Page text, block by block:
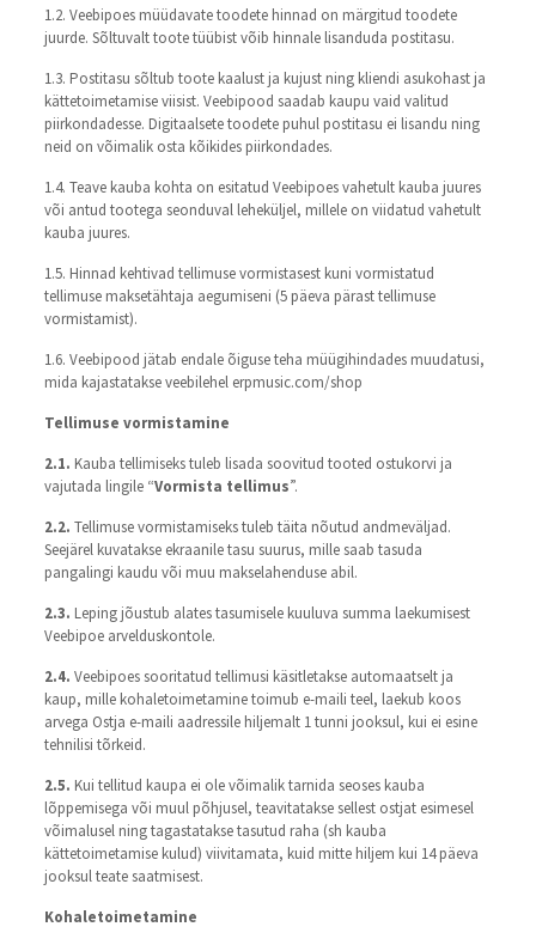
1.2. Veebipoes müüdavate toodete hinnad on märgitud toodete
juurde. Sõltuvalt toote tüübist võib hinnale lisanduda postitasu.
1.3. Postitasu sõltub toote kaalust ja kujust ning kliendi asukohast ja
kättetoimetamise viisist. Veebipood saadab kaupu vaid valitud
piirkondadesse. Digitaalsete toodete puhul postitasu ei lisandu ning
neid on võimalik osta kõikides piirkondades.
1.4. Teave kauba kohta on esitatud Veebipoes vahetult kauba juures
või antud tootega seonduval leheküljel, millele on viidatud vahetult
kauba juures.
1.5. Hinnad kehtivad tellimuse vormistasest kuni vormistatud
tellimuse maksetähtaja aegumiseni (5 päeva pärast tellimuse
vormistamist).
1.6. Veebipood jätab endale õiguse teha müügihindades muudatusi,
mida kajastatakse veebilehel erpmusic.com/shop
Tellimuse vormistamine
2.1. Kauba tellimiseks tuleb lisada soovitud tooted ostukorvi ja
vajutada lingile “Vormista tellimus”.
2.2. Tellimuse vormistamiseks tuleb täita nõutud andmeväljad.
Seejärel kuvatakse ekraanile tasu suurus, mille saab tasuda
pangalingi kaudu või muu makselahenduse abil.
2.3. Leping jõustub alates tasumisele kuuluva summa laekumisest
Veebipoe arvelduskontole.
2.4. Veebipoes sooritatud tellimusi käsitletakse automaatselt ja
kaup, mille kohaletoimetamine toimub e-maili teel, laekub koos
arvega Ostja e-maili aadressile hiljemalt 1 tunni jooksul, kui ei esine
tehnilisi tõrkeid.
2.5. Kui tellitud kaupa ei ole võimalik tarnida seoses kauba
lõppemisega või muul põhjusel, teavitatakse sellest ostjat esimesel
võimalusel ning tagastatakse tasutud raha (sh kauba
kättetoimetamise kulud) viivitamata, kuid mitte hiljem kui 14 päeva
jooksul teate saatmisest.
Kohaletoimetamine